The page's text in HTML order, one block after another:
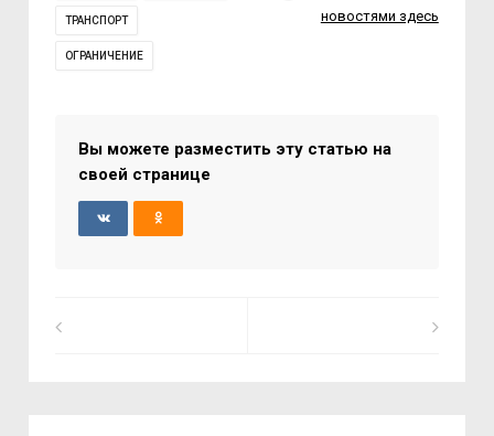
ТРАНСПОРТ
ОГРАНИЧЕНИЕ
новостями здесь
Вы можете разместить эту статью на
своей странице